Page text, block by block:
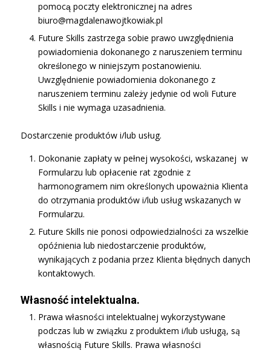
pomocą poczty elektronicznej na adres
biuro@magdalenawojtkowiak.pl
Future Skills zastrzega sobie prawo uwzględnienia
powiadomienia dokonanego z naruszeniem terminu
określonego w niniejszym postanowieniu.
Uwzględnienie powiadomienia dokonanego z
naruszeniem terminu zależy jedynie od woli Future
Skills i nie wymaga uzasadnienia.
Dostarczenie produktów i/lub usług.
Dokonanie zapłaty w pełnej wysokości, wskazanej w
Formularzu lub opłacenie rat zgodnie z
harmonogramem nim określonych upoważnia Klienta
do otrzymania produktów i/lub usług wskazanych w
Formularzu.
Future Skills nie ponosi odpowiedzialności za wszelkie
opóźnienia lub niedostarczenie produktów,
wynikających z podania przez Klienta błędnych danych
kontaktowych.
Własność intelektualna.
Prawa własności intelektualnej wykorzystywane
podczas lub w związku z produktem i/lub usługą, są
własnością Future Skills. Prawa własności